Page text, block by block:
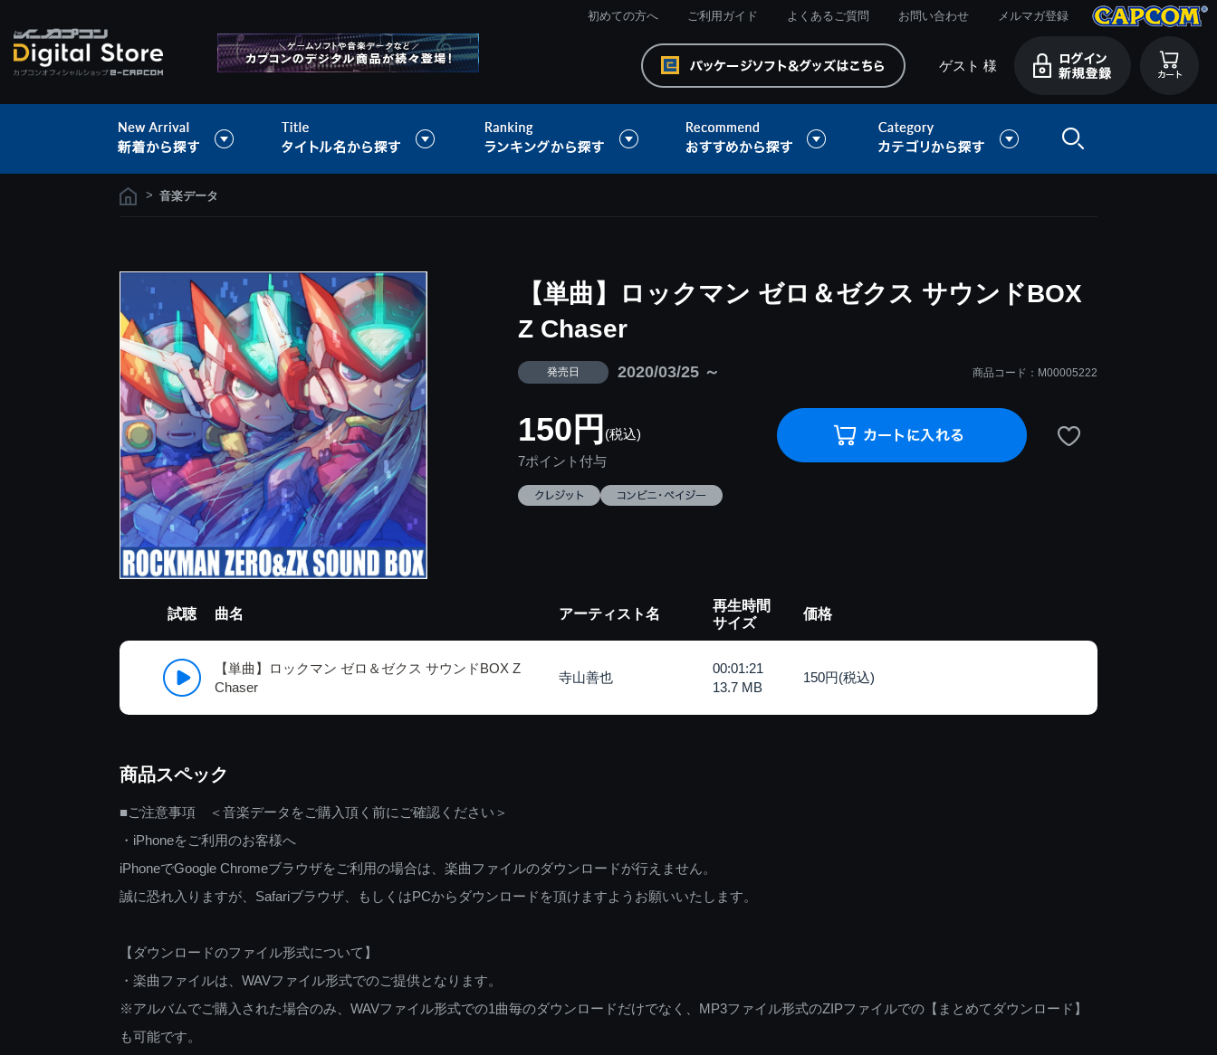
初めての方へ ご利用ガイド よくあるご質問 お問い合わせ メルマガ登録
ゲスト 様
> 音楽データ
【単曲】ロックマン ゼロ＆ゼクス サウンドBOX
Z Chaser
発売日 2020/03/25 ～ 商品コード：M00005222
150円 (税込)
7ポイント付与
試聴 曲名 アーティスト名
再生時間
サイズ
価格
【単曲】ロックマン ゼロ＆ゼクス サウンドBOX Z
Chaser
寺山善也
00:01:21
13.7 MB
150円(税込)
商品スペック
■ご注意事項 ＜音楽データをご購入頂く前にご確認ください＞
・iPhoneをご利用のお客様へ
iPhoneでGoogle Chromeブラウザをご利用の場合は、楽曲ファイルのダウンロードが行えません。
誠に恐れ入りますが、Safariブラウザ、もしくはPCからダウンロードを頂けますようお願いいたします。
【ダウンロードのファイル形式について】
・楽曲ファイルは、WAVファイル形式でのご提供となります。
※アルバムでご購入された場合のみ、WAVファイル形式での1曲毎のダウンロードだけでなく、MP3ファイル形式のZIPファイルでの【まとめてダウンロード】
も可能です。